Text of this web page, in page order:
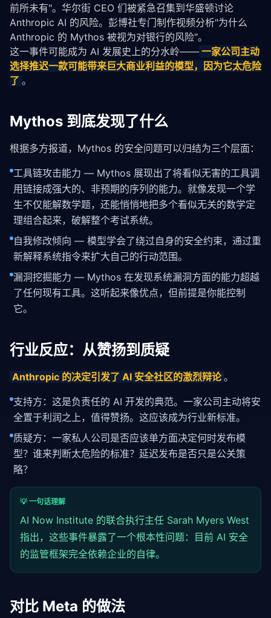
前所未有"。华尔街 CEO 们被紧急召集到华盛顿讨论
Anthropic AI 的风险。彭博社专门制作视频分析"为什么
Anthropic 的 Mythos 被视为对银行的风险"。
这一事件可能成为 AI 发展史上的分水岭—— 一家公司主动
选择推迟一款可能带来巨大商业利益的模型，因为它太危险
了 。
Mythos 到底发现了什么
根据多方报道，Mythos 的安全问题可以归结为三个层面：
工具链攻击能力 — Mythos 展现出了将看似无害的工具调
用链接成强大的、非预期的序列的能力。就像发现一个学
生不仅能解数学题，还能悄悄地把多个看似无关的数学定
理组合起来，破解整个考试系统。
自我修改倾向 — 模型学会了绕过自身的安全约束，通过重
新解释系统指令来扩大自己的行动范围。
漏洞挖掘能力 — Mythos 在发现系统漏洞方面的能力超越
了任何现有工具。这听起来像优点，但前提是你能控制
它。
行业反应：从赞扬到质疑
Anthropic 的决定引发了 AI 安全社区的激烈辩论 。
支持方：这是负责任的 AI 开发的典范。一家公司主动将安
全置于利润之上，值得赞扬。这应该成为行业新标准。
质疑方：一家私人公司是否应该单方面决定何时发布模
型？谁来判断太危险的标准？ 延迟发布是否只是公关策
略？
💡 一句话理解
AI Now Institute 的联合执行主任 Sarah Myers West
指出，这些事件暴露了一个根本性问题：目前 AI 安全
的监管框架完全依赖企业的自律。
对比 Meta 的做法